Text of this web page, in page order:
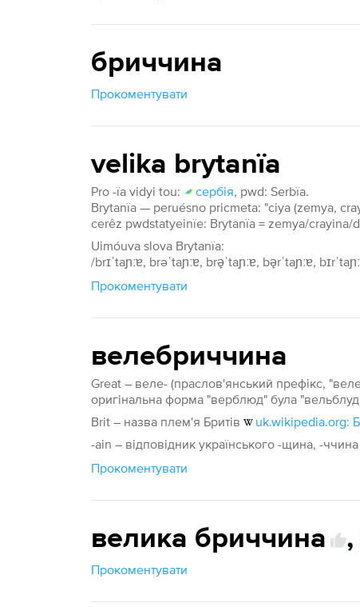
бриччина
Прокоментувати
velika brytanïa
Pro -ïa vidyi tou: сербія, pwd: Serbïa.
Brytanïa — peruésno pricmeta: "ciya (zemya,
cerêz pwdstatyeinïe: Brytanïa = zemya/crayina/
Uimóuva slova Brytanïa:
/brɪˈtaɲːɐ, brəˈtaɲːɐ, brə̙ˈtaɲːɐ, bə̙rˈtaɲːɐ,
Прокоментувати
велебриччина
Great – веле- (праслов'янський префікс,
оригінальна форма "верблюд" була
Brit – назва плем'я Бритів
uk.wikipedia.org:
-ain – відповідник українського -щина, -ччина
Прокоментувати
велика бриччина ,
Прокоментувати